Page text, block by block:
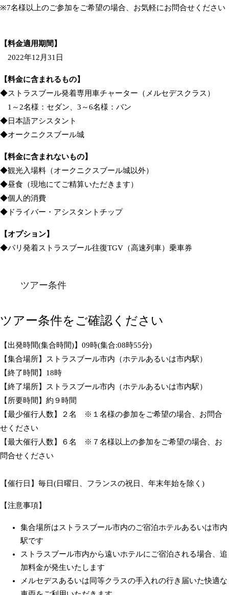
※7名様以上のご参加をご希望の場合、お気軽にお問合せください
【料金適用期間】
2022年12月31日
【料金に含まれるもの】
◆ストラスブール発着専用車チャーター（メルセデスクラス）
1～2名様：セダン、3～6名様：バン
◆日本語アシスタント
◆オークニクスブール城
【料金に含まれないもの】
◆観光入場料（オークニクスブール城以外）
◆昼食（現地にてご精算いただきます）
◆個人的消費
◆ドライバー・アシスタントチップ
【オプション】
◆パリ発着ストラスブール往復TGV（高速列車）乗車券
ツアー条件
ツアー条件をご確認ください
【出発時間(集合時間)】09時(集合:08時55分)
【集合場所】ストラスブール市内（ホテルあるいは市内駅）
【終了時間】18時
【終了場所】ストラスブール市内（ホテルあるいは市内駅）
【所要時間】約９時間
【最少催行人数】２名 ※１名様の参加をご希望の場合、お問合
せください
【最大催行人数】６名 ※７名様以上の参加をご希望の場合、お
問合せください
【催行日】毎日(日曜日、フランスの祝日、年末年始を除く)
【注意事項】
集合場所はストラスブール市内のご宿泊ホテルあるいは市内
駅です
ストラスブール市内から遠いホテルにご宿泊される場合、追
加料金が発生いたします
メルセデスあるいは同等クラスの手入れの行き届いた快適な